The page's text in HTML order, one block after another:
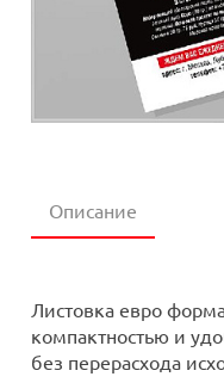
Описание
Листовка евро
компактностью и
без перерасхода